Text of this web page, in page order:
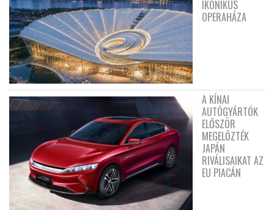
IKONIKUS
OPERAHÁZA
A KÍNAI
AUTÓGYÁRTÓK
ELŐSZÖR
MEGELŐZTÉK
JAPÁN
RIVÁLISAIKAT AZ
EU PIACÁN